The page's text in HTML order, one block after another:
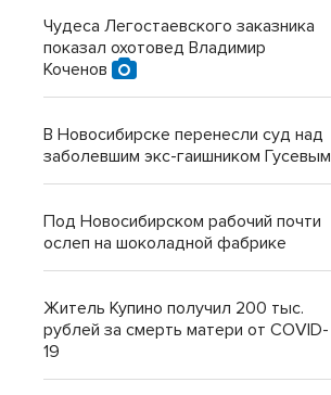
Чудеса Легостаевского заказника
показал охотовед Владимир
Коченов
В Новосибирске перенесли суд над
заболевшим экс-гаишником Гусевым
Под Новосибирском рабочий почти
ослеп на шоколадной фабрике
Житель Купино получил 200 тыс.
рублей за смерть матери от COVID-
19